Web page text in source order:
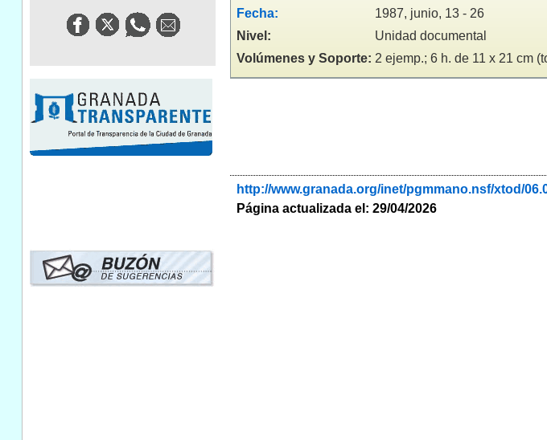
Fecha:
1987, junio, 13 - 26
Nivel:
Unidad documental
Volúmenes y Soporte: 2 ejemp.; 6 h. de 11 x 21 cm
http://www.granada.org/inet/pgmmano.nsf/xtod/
Página actualizada el: 29/04/2026